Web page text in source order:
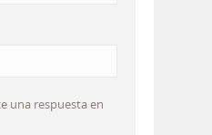
una respuesta en